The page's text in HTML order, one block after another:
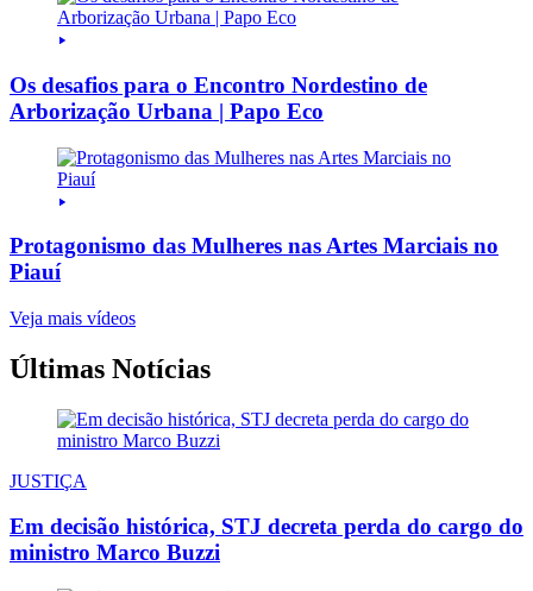
Os desafios para o Encontro Nordestino de
Arborização Urbana | Papo Eco
Protagonismo das Mulheres nas Artes Marciais no
Piauí
Veja mais vídeos
Últimas Notícias
JUSTIÇA
Em decisão histórica, STJ decreta perda do cargo do
ministro Marco Buzzi